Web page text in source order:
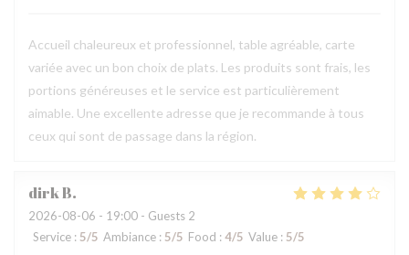
Accueil chaleureux et professionnel, table agréable, carte
variée avec un bon choix de plats. Les produits sont frais, les
portions généreuses et le service est particulièrement
aimable. Une excellente adresse que je recommande à tous
ceux qui sont de passage dans la région.
dirkB
2026-08-06 - 19:00 - Guests 2
Service : 5/5 Ambiance : 5/5 Food : 4/5 Value : 5/5